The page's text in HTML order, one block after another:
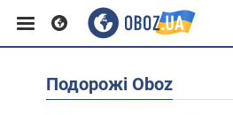
ЄвропаПодорожі Oboz